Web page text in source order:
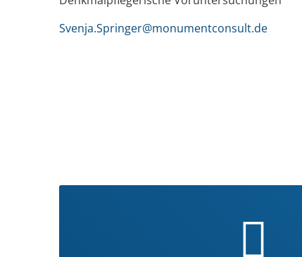
Svenja.Springer@monumentconsult.de